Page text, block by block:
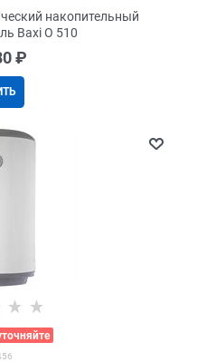
накопительный
Baxi O 510
₽